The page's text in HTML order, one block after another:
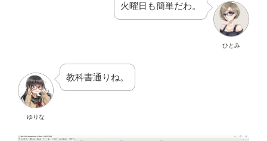
ひとみ
火曜日も簡単だわ。
ゆりな
教科書通りね。